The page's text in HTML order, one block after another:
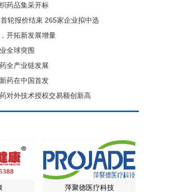
药品集采开标
轮报价结束 265家企业拟中选
开拓新发展增量
全球突围
全产业链发展
药在中国首发
对外技术授权交易额创新高
萍聚德医疗科技